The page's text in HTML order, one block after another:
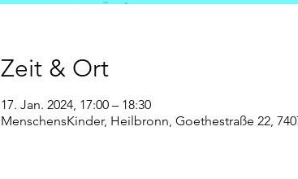
Zeit & Ort
17. Jan. 2024, 17:00 – 18:30
MenschensKinder, Heilbronn, Goethestraße 22,